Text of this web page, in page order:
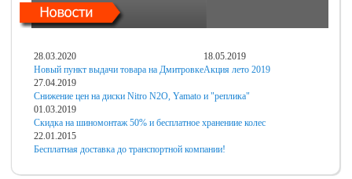
28.03.2020
Новый пункт выдачи товара на Дмитровке
18.05.2019
Акция лето 2019
27.04.2019
Снижение цен на диски Nitro N2O, Yamato и "реплика"
01.03.2019
Скидка на шиномонтаж 50% и бесплатное хранениие колес
22.01.2015
Бесплатная доставка до транспортной компании!